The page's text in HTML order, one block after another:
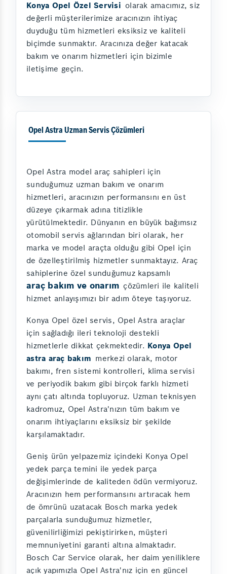
Konya Opel Özel Servisi olarak amacımız, siz
değerli müşterilerimize aracınızın ihtiyaç
duyduğu tüm hizmetleri eksiksiz ve kaliteli
biçimde sunmaktır. Aracınıza değer katacak
bakım ve onarım hizmetleri için bizimle
iletişime geçin.
Opel Astra Uzman Servis Çözümleri
Opel Astra model araç sahipleri için
sunduğumuz uzman bakım ve onarım
hizmetleri, aracınızın performansını en üst
düzeye çıkarmak adına titizlikle
yürütülmektedir. Dünyanın en büyük bağımsız
otomobil servis ağlarından biri olarak, her
marka ve model araçta olduğu gibi Opel için
de özelleştirilmiş hizmetler sunmaktayız. Araç
sahiplerine özel sunduğumuz kapsamlı
araç bakım ve onarım çözümleri ile kaliteli
hizmet anlayışımızı bir adım öteye taşıyoruz.
Konya Opel özel servis, Opel Astra araçlar
için sağladığı ileri teknoloji destekli
hizmetlerle dikkat çekmektedir. Konya Opel
astra araç bakım merkezi olarak, motor
bakımı, fren sistemi kontrolleri, klima servisi
ve periyodik bakım gibi birçok farklı hizmeti
aynı çatı altında topluyoruz. Uzman teknisyen
kadromuz, Opel Astra'nızın tüm bakım ve
onarım ihtiyaçlarını eksiksiz bir şekilde
karşılamaktadır.
Geniş ürün yelpazemiz içindeki Konya Opel
yedek parça temini ile yedek parça
değişimlerinde de kaliteden ödün vermiyoruz.
Aracınızın hem performansını artıracak hem
de ömrünü uzatacak Bosch marka yedek
parçalarla sunduğumuz hizmetler,
güvenilirliğimizi pekiştirirken, müşteri
memnuniyetini garanti altına almaktadır.
Bosch Car Service olarak, her daim yeniliklere
açık yapımızla Opel Astra'nız için en güncel